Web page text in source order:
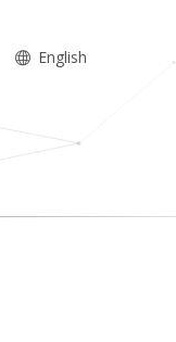
English